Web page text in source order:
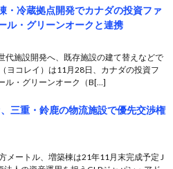
・冷蔵拠点開発でカナダの投資ファ
ル・グリーンオークと連携
代施設開発へ、既存施設の建て替えなどで
ヨコレイ）は11月28日、カナダの投資フ
ル・グリーンオーク（B[…]
三重・鈴鹿の物流施設で優先交渉権
メートル、増築棟は21年11月末完成予定 J